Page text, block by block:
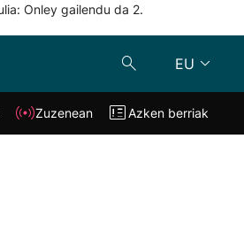
Onley gailendu da 2.
EU
Klisk Zuzenean
Zuzenean Azken berriak